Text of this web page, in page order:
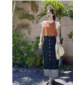
原産国
素材
サイズ